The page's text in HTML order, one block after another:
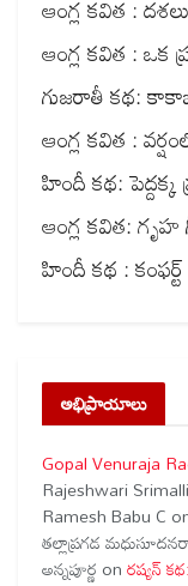
ఆంగ్ల కవిత : దశలు
ఆంగ్ల కవిత : ఒక
గుజరాతీ కథ:
ఆంగ్ల కవిత :
హిందీ కథ:
ఆంగ్ల కవిత: గృహ
హిందీ కథ :
అభిప్రాయాలు
Gopal Venuraja
Rajeshwari
Ramesh Babu C
తల్లాప్రగడ
అన్నపూర్ణ onరష్యన్